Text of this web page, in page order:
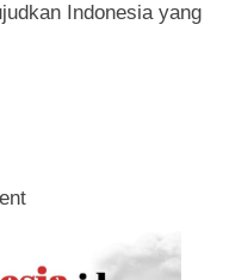
Indonesia yang